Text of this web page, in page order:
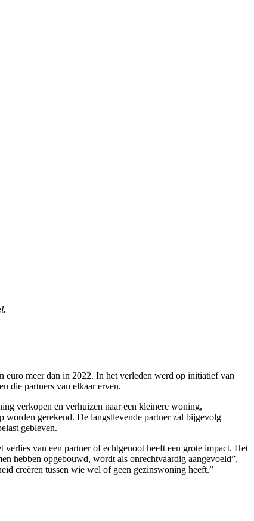
meer dan in 2022. In het verleden werd op initiatief van
die partners van elkaar erven.
verkopen en verhuizen naar een kleinere woning,
worden gerekend. De langstlevende partner zal bijgevolg
gebleven.
van een partner of echtgenoot heeft een grote impact. Het
hebben opgebouwd, wordt als onrechtvaardig aangevoeld”,
creëren tussen wie wel of geen gezinswoning heeft.”